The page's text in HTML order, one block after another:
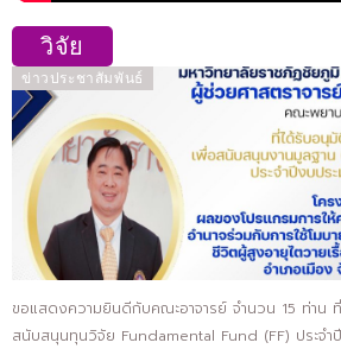
วิจัย
ข่าวประชาสัมพันธ์
ขอแสดงความยินดีกับคณะอาจารย์ จำนวน 15 ท่าน
สนับสนุนทุนวิจัย Fundamental Fund (FF) ประจำ